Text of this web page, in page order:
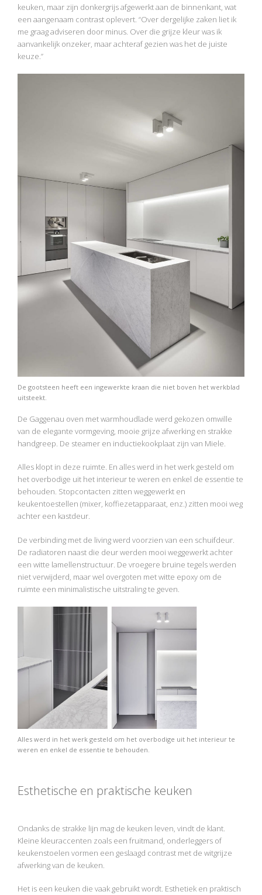
keuken, maar zijn donkergrijs afgewerkt aan de binnenkant, wat
een aangenaam contrast oplevert. “Over dergelijke zaken liet ik
me graag adviseren door minus. Over die grijze kleur was ik
aanvankelijk onzeker, maar achteraf gezien was het de juiste
keuze.”
De gootsteen heeft een ingewerkte kraan die niet boven het werkblad
uitsteekt.
De Gaggenau oven met warmhoudlade werd gekozen omwille
van de elegante vormgeving, mooie grijze afwerking en strakke
handgreep. De steamer en inductiekookplaat zijn van Miele.
Alles klopt in deze ruimte. En alles werd in het werk gesteld om
het overbodige uit het interieur te weren en enkel de essentie te
behouden. Stopcontacten zitten weggewerkt en
keukentoestellen (mixer, koffiezetapparaat, enz.) zitten mooi weg
achter een kastdeur.
De verbinding met de living werd voorzien van een schuifdeur.
De radiatoren naast die deur werden mooi weggewerkt achter
een witte lamellenstructuur. De vroegere bruine tegels werden
niet verwijderd, maar wel overgoten met witte epoxy om de
ruimte een minimalistische uitstraling te geven.
Alles werd in het werk gesteld om het overbodige uit het interieur te
weren en enkel de essentie te behouden.
Esthetische en praktische keuken
Ondanks de strakke lijn mag de keuken leven, vindt de klant.
Kleine kleuraccenten zoals een fruitmand, onderleggers of
keukenstoelen vormen een geslaagd contrast met de witgrijze
afwerking van de keuken.
Het is een keuken die vaak gebruikt wordt. Esthetiek en praktisch